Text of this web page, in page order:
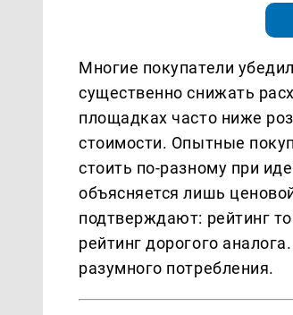
Многие покупатели
существенно снижать
площадках часто ниже
стоимости. Опытные
стоить по-разному при
объясняется лишь
подтверждают: рейтинг
рейтинг дорогого
разумного потребления.